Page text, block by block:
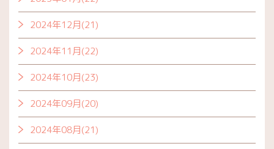
2024年12月(21)
2024年11月(22)
2024年10月(23)
2024年09月(20)
2024年08月(21)